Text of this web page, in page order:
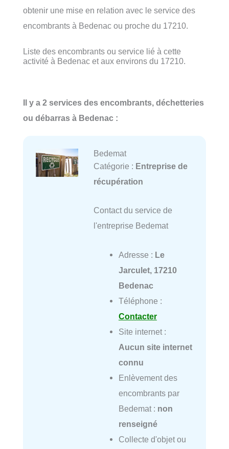
obtenir une mise en relation avec le service des
encombrants à Bedenac ou proche du 17210.
Liste des encombrants ou service lié à cette
activité à Bedenac et aux environs du 17210.
Il y a 2 services des encombrants, déchetteries
ou débarras à Bedenac :
Bedemat
Catégorie : Entreprise de
récupération
Contact du service de
l'entreprise Bedemat
Adresse : Le
Jarculet, 17210
Bedenac
Téléphone :
Contacter
Site internet :
Aucun site internet
connu
Enlèvement des
encombrants par
Bedemat : non
renseigné
Collecte d'objet ou